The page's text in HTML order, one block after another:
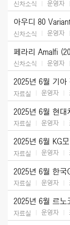
신차소식 운영자
아우디 80
신차소식 운영자
페라리 Amalfi
신차소식 운영자
2025년 6월 기아
자료실 운영자
2025년 6월 현대
자료실 운영자
2025년 6월 KG
자료실 운영자
2025년 6월 한국
자료실 운영자
2025년 6월 르노
자료실 운영자